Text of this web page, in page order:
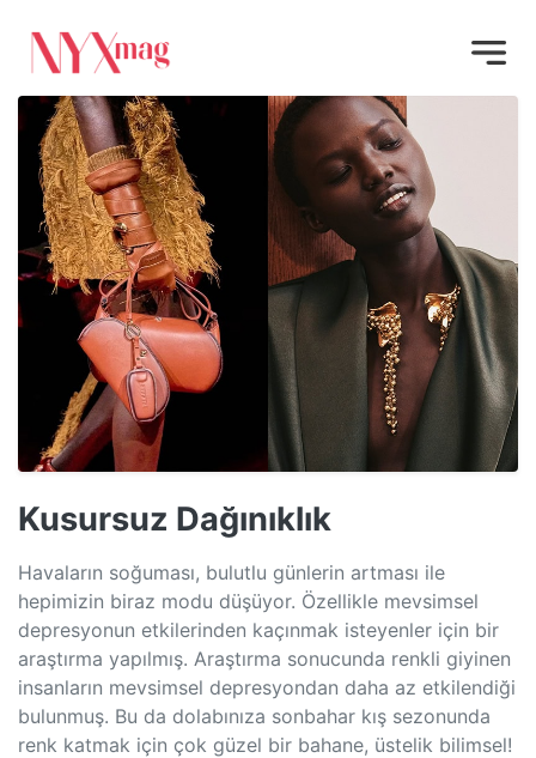
Kusursuz Dağınıklık
Havaların soğuması, bulutlu günlerin artması ile
hepimizin biraz modu düşüyor. Özellikle mevsimsel
depresyonun etkilerinden kaçınmak isteyenler için bir
araştırma yapılmış. Araştırma sonucunda renkli giyinen
insanların mevsimsel depresyondan daha az etkilendiği
bulunmuş. Bu da dolabınıza sonbahar kış sezonunda
renk katmak için çok güzel bir bahane, üstelik bilimsel!